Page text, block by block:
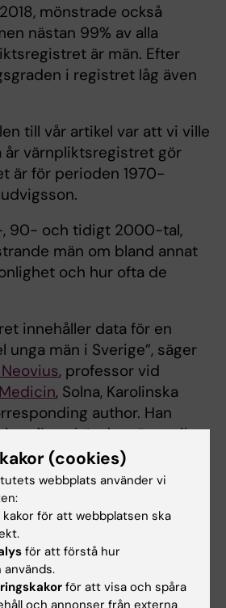
mönstrade också
nästan 99% av alla
är män. Efter
i registret låg även
till vår artikel var att vi ville
år värnpliktsregistret gör
är för perioden 1970-
, 90- och tidigt 2000-tal,
män om bland annat
och hur ofta de
innehåller data för en
unga män i Sverige”, säger
, professor vid
, Solna, Karolinska
author. Han
finns här data över vikt
är en guldgruva för
i synnerhet för frågor
så har registret sina
sjukdomar genomgick
(cookies)
webbplats använder vi
kakor för att webbplatsen ska
för att förstå hur
för att visa och spåra
och annonser från externa